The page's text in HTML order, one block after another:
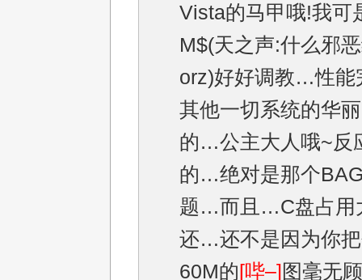
Vista的马甲哦!我可
M$(天之声:什么邪
orz)好好调教…性能
其他一切系统的华
的…公主大人哦~反
的…绝对是那个
题…而且…C盘占
还…还不是因为你
60M的[哔–]图毫无